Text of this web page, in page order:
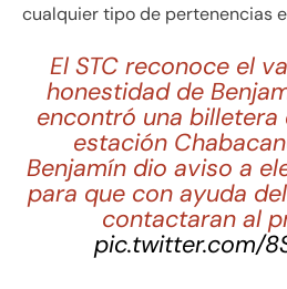
cualquier tipo de pertenencias
El STC reconoce el
honestidad de
encontró una billetera
estación
Benjamín dio aviso a
para que con ayuda
contactaran al
pic.twitter.com/